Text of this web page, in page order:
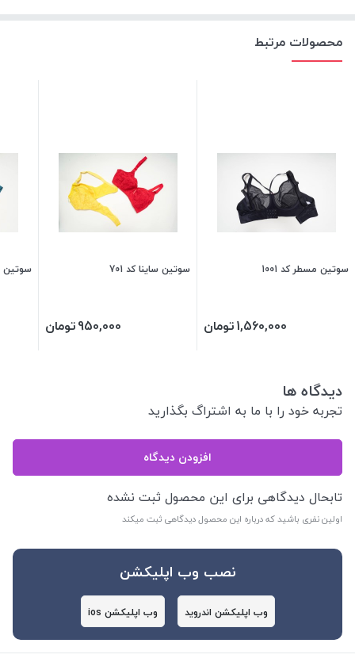
محصولات مرتبط
سوتین مسطر کد 1001
1,560,000تومان
سوتین ساینا کد 701
950,000تومان
سوتین
دیدگاه ها
تجربه خود را با ما به اشتراگ بگذارید
افزودن دیدگاه
تابحال دیدگاهی برای این محصول ثبت نشده
اولین نفری باشید که درباره این محصول دیدگاهی ثبت میکند
نصب وب اپلیکشن
وب اپلیکشن اندروید وب اپلیکشن ios